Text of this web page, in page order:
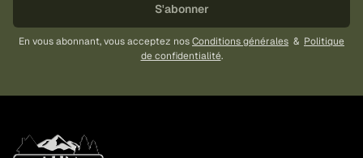
S'abonner
En vous abonnant, vous acceptez nosConditions générales & Politique
de confidentialité.